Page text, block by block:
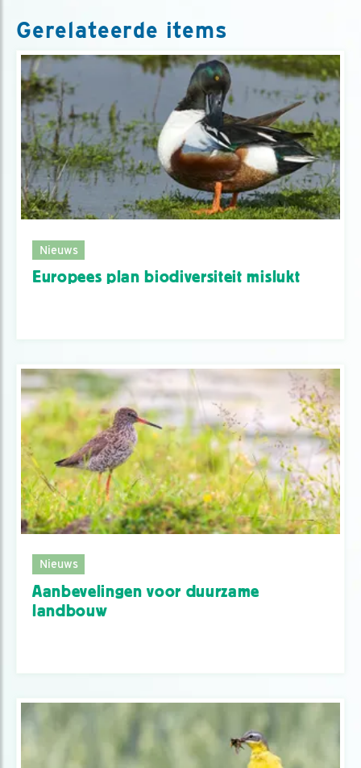
Gerelateerde items
Nieuws
Europees plan biodiversiteit mislukt
Nieuws
Aanbevelingen voor duurzame
landbouw